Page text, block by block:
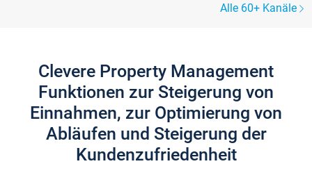
Alle 60+ Kanäle
Clevere Property Management
Funktionen zur Steigerung von
Einnahmen, zur Optimierung von
Abläufen und Steigerung der
Kundenzufriedenheit